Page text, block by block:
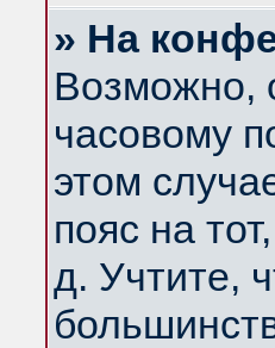
» На
Возможно,
часовому
этом
пояс на
д. Учтите,